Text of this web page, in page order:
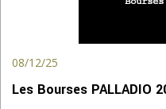
08/12/25
Les Bourses PALLADIO